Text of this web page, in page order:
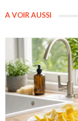
A VOIR AUSSI